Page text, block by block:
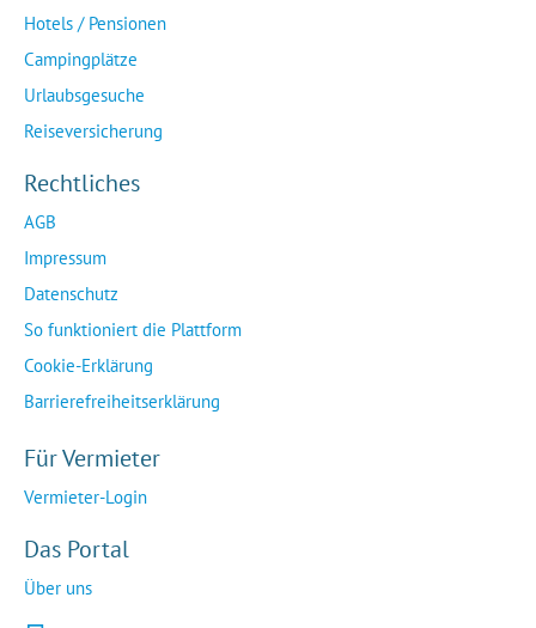
Hotels / Pensionen
Campingplätze
Urlaubsgesuche
Reiseversicherung
Rechtliches
AGB
Impressum
Datenschutz
So funktioniert die Plattform
Cookie-Erklärung
Barrierefreiheitserklärung
Für Vermieter
Vermieter-Login
Das Portal
Über uns